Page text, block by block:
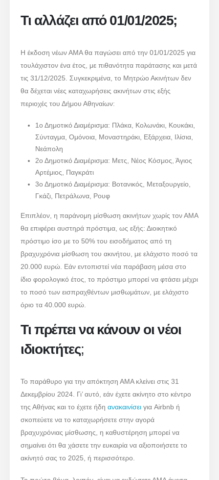
Τι αλλάζει από 01/01/2025;
Η έκδοση νέων ΑΜΑ θα παγώσει από την 01/01/2025 για
τουλάχιστον ένα έτος, με πιθανότητα παράτασης και μετά
τις 31/12/2025. Συγκεκριμένα, το Μητρώο Ακινήτων δεν
θα δέχεται νέες καταχωρήσεις ακινήτων στις εξής
περιοχές του Δήμου Αθηναίων:
1ο Δημοτικό Διαμέρισμα: Πλάκα, Κολωνάκι, Κουκάκι,
Σύνταγμα, Ομόνοια, Μοναστηράκι, Εξάρχεια, Ιλίσια,
Νεάπολη
2ο Δημοτικό Διαμέρισμα: Μετς, Νέος Κόσμος, Άγιος
Αρτέμιος, Παγκράτι
3ο Δημοτικό Διαμέρισμα: Βοτανικός, Μεταξουργείο,
Γκάζι, Πετράλωνα, Ρουφ
Επιπλέον, η παράνομη μίσθωση ακινήτων χωρίς τον ΑΜΑ
θα επιφέρει αυστηρά πρόστιμα, ως εξής: Διοικητικό
πρόστιμο ίσο με το 50% του εισοδήματος από τη
βραχυχρόνια μίσθωση του ακινήτου, με ελάχιστο ποσό τα
20.000 ευρώ. Εάν εντοπιστεί νέα παράβαση μέσα στο
ίδιο φορολογικό έτος, το πρόστιμο μπορεί να φτάσει μέχρι
το ποσό των εισπραχθέντων μισθωμάτων, με ελάχιστο
όριο τα 40.000 ευρώ.
Τι πρέπει να κάνουν οι νέοι
ιδιοκτήτες;
Το παράθυρο για την απόκτηση ΑΜΑ κλείνει στις 31
Δεκεμβρίου 2024. Γι’ αυτό, εάν έχετε ακίνητο στο κέντρο
της Αθήνας και το έχετε ήδηανακαινίσει για Airbnb ή
σκοπεύετε να το καταχωρήσετε στην αγορά
βραχυχρόνιας μίσθωσης, η καθυστέρηση μπορεί να
σημαίνει ότι θα χάσετε την ευκαιρία να αξιοποιήσετε το
ακίνητό σας το 2025, ή περισσότερο.